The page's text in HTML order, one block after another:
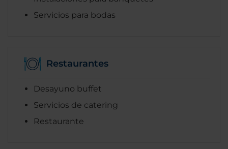
Servicios para bodas
Restaurantes
Desayuno buffet
Servicios de catering
Restaurante